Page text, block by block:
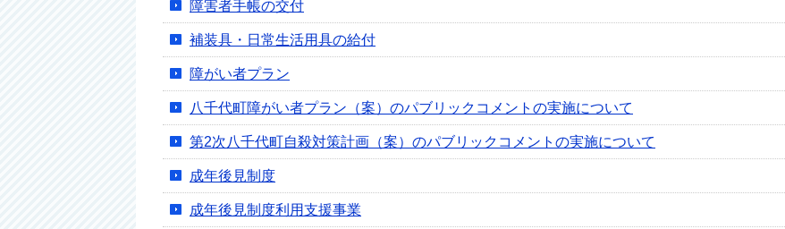
障害者手帳の交付
補装具・日常生活用具の給付
障がい者プラン
八千代町障がい者プラン（案）のパブリックコメントの実施について
第2次八千代町自殺対策計画（案）のパブリックコメントの実施について
成年後見制度
成年後見制度利用支援事業